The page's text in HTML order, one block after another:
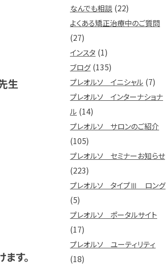
生
す。
なんでも相談 (22)
よくある矯正治療中のご質問
(27)
インスタ (1)
ブログ(135)
プレオルソ イニシャル (7)
プレオルソ インターナショナ
ル (14)
プレオルソ サロンのご紹介
(105)
プレオルソ セミナーお知らせ
(223)
プレオルソ タイプⅢ ロング
(5)
プレオルソ ポータルサイト
(17)
プレオルソ ユーティリティ
(18)